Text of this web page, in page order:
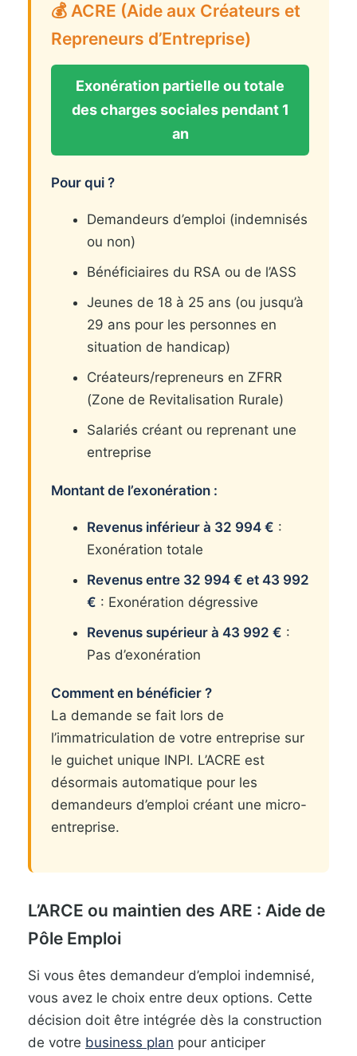
💰 ACRE (Aide aux Créateurs et
Repreneurs d’Entreprise)
Exonération partielle ou totale
des charges sociales pendant 1
an
Pour qui ?
Demandeurs d’emploi (indemnisés
ou non)
Bénéficiaires du RSA ou de l’ASS
Jeunes de 18 à 25 ans (ou jusqu’à
29 ans pour les personnes en
situation de handicap)
Créateurs/repreneurs en ZFRR
(Zone de Revitalisation Rurale)
Salariés créant ou reprenant une
entreprise
Montant de l’exonération :
Revenus inférieur à 32 994 € :
Exonération totale
Revenus entre 32 994 € et 43 992
€ : Exonération dégressive
Revenus supérieur à 43 992 € :
Pas d’exonération
Comment en bénéficier ?
La demande se fait lors de
l’immatriculation de votre entreprise sur
le guichet unique INPI. L’ACRE est
désormais automatique pour les
demandeurs d’emploi créant une micro-
entreprise.
L’ARCE ou maintien des ARE : Aide de
Pôle Emploi
Si vous êtes demandeur d’emploi indemnisé,
vous avez le choix entre deux options. Cette
décision doit être intégrée dès la construction
de votre business plan pour anticiper